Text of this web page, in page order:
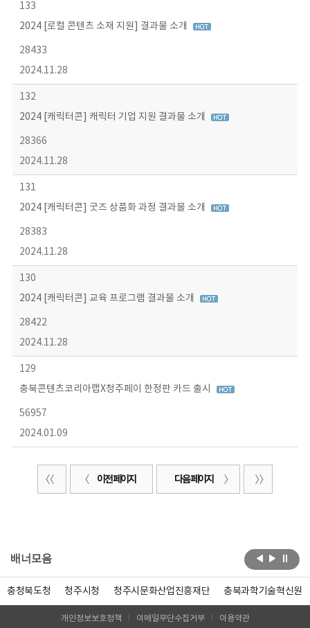
133
2024 [로컬 콘텐츠 소재 지원] 결과물 소개
28433
2024.11.28
132
2024 [캐릭터콘] 캐릭터 기업 지원 결과물 소개
28366
2024.11.28
131
2024 [캐릭터콘] 굿즈 상품화 과정 결과물 소개
28383
2024.11.28
130
2024 [캐릭터콘] 교육 프로그램 결과물 소개
28422
2024.11.28
129
충북콘텐츠코리아랩X청주페이 한정판 카드 출시
56957
2024.01.09
이전 페이지 다음 페이지
배너모음
충청북도청 청주시청 청주시문화산업진흥재단 충북과학기술혁신원
개인정보보호정책 이메일무단수집거부 이용약관